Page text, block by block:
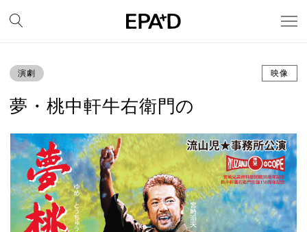
演劇 映像
夢・桃中軒牛右衛門の